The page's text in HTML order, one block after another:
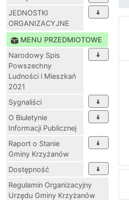
JEDNOSTKI
ORGANIZACYJNE
MENU PRZEDMIOTOWE
Narodowy Spis
Powszechny
Ludności i Mieszkań
2021
Sygnaliści
O Biuletynie
Informacji Publicznej
Raport o Stanie
Gminy Krzyżanów
Dostępność
Regulamin Organizacyjny
Urzędu Gminy Krzyżanów